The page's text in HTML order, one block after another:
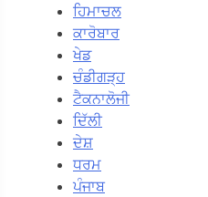
ਹਿਮਾਚਲ
ਕਾਰੋਬਾਰ
ਖੇਡ
ਚੰਡੀਗੜ੍ਹ
ਟੈਕਨਾਲੋਜੀ
ਦਿੱਲੀ
ਦੇਸ਼
ਧਰਮ
ਪੰਜਾਬ